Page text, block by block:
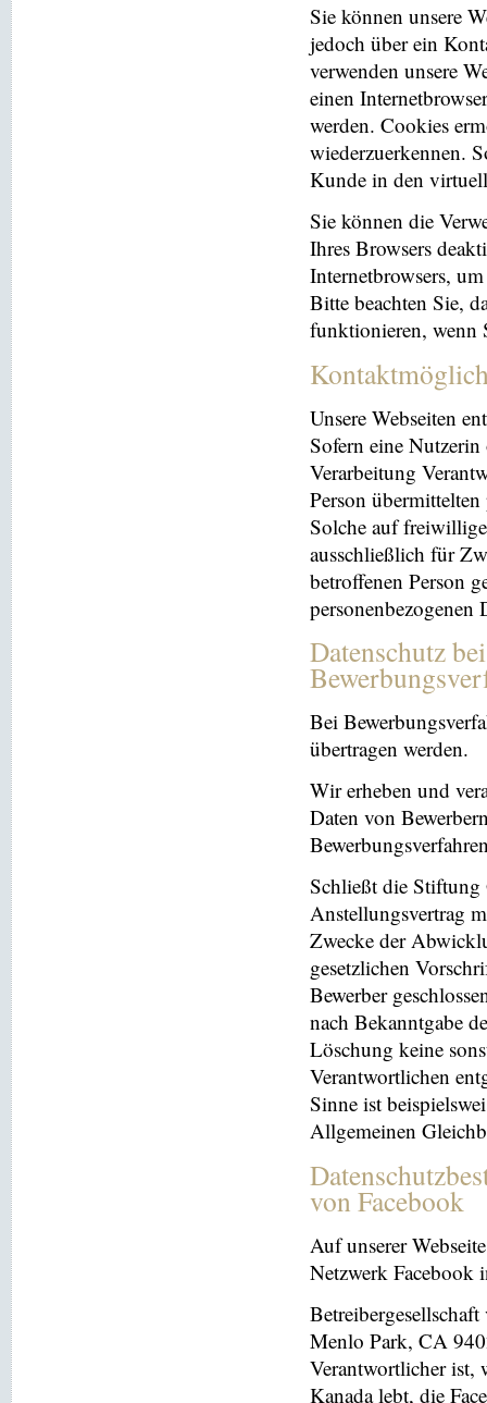
Sie können unsere
jedoch über ein
verwenden unsere
einen
werden. Cookies
wiederzuerkennen.
Kunde in den
Sie können die
Ihres Browsers
Internetbrowsers,
Bitte beachten Sie,
funktionieren, wenn
Unsere Webseiten
Sofern eine
Verarbeitung
Person übermittelten
Solche auf
ausschließlich für
betroffenen Person
personenbezogenen
Datenschutz
Bei
übertragen werden.
Wir erheben und
Daten von
Schließt die Stiftung
Anstellungsvertrag
Zwecke der
gesetzlichen
Bewerber
nach Bekanntgabe
Löschung keine
Verantwortlichen
Sinne ist
Allgemeinen
von Facebook
Auf unserer
Netzwerk Facebook
Menlo Park, CA
Verantwortlicher ist,
Kanada lebt, die